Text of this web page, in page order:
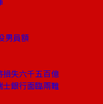
男員額
失六千五百億
銀行面臨兩難